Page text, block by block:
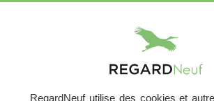
RegardNeuf utilise des cookies et